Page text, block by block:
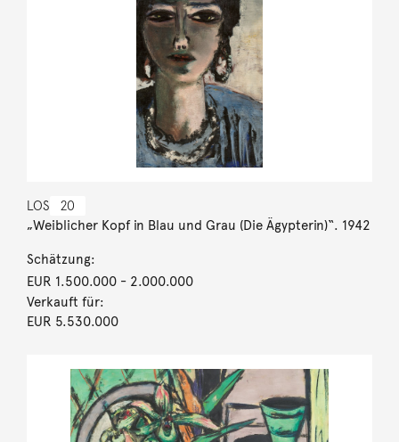
LOS 20
„Weiblicher Kopf in Blau und Grau (Die Ägypterin)“. 1942
Schätzung:
EUR 1.500.000- 2.000.000
Verkauft für:
EUR 5.530.000